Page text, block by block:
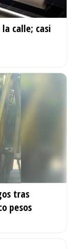
calle; casi
tras
pesos